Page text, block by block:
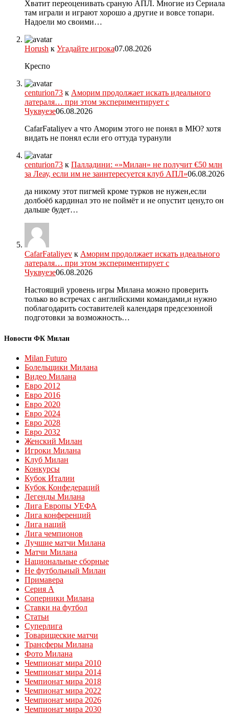
Хватит переоценивать сраную АПЛ. Многие из Сериала
там играли и играют хорошо а другие и вовсе топари.
Надоели мо своими…
Horush к Угадайте игрока07.08.2026
Креспо
centurion73 к Аморим продолжает искать идеального
латераля… при этом экспериментирует с
Чуквуезе06.08.2026
CafarFataliyev а что Аморим этого не понял в МЮ? хотя
видать не понял если его оттуда туранули
centurion73 к Палладини: «»Милан» не получит €50 млн
за Леау, если им не заинтересуется клуб АПЛ»06.08.2026
да никому этот пигмей кроме турков не нужен,если
долбоёб кардинал это не поймёт и не опустит цену,то он
дальше будет…
CafarFataliyev к Аморим продолжает искать идеального
латераля… при этом экспериментирует с
Чуквуезе06.08.2026
Настоящий уровень игры Милана можно проверить
только во встречах с английскими командами,и нужно
поблагодарить составителей календаря предсезонной
подготовки за возможность…
Новости ФК Милан
Milan Futuro
Болельщики Милана
Видео Милана
Евро 2012
Евро 2016
Евро 2020
Евро 2024
Евро 2028
Евро 2032
Женский Милан
Игроки Милана
Клуб Милан
Конкурсы
Кубок Италии
Кубок Конфедераций
Легенды Милана
Лига Европы УЕФА
Лига конференций
Лига наций
Лига чемпионов
Лучшие матчи Милана
Матчи Милана
Национальные сборные
Не футбольный Милан
Примавера
Серия А
Соперники Милана
Ставки на футбол
Статьи
Суперлига
Товарищеские матчи
Трансферы Милана
Фото Милана
Чемпионат мира 2010
Чемпионат мира 2014
Чемпионат мира 2018
Чемпионат мира 2022
Чемпионат мира 2026
Чемпионат мира 2030